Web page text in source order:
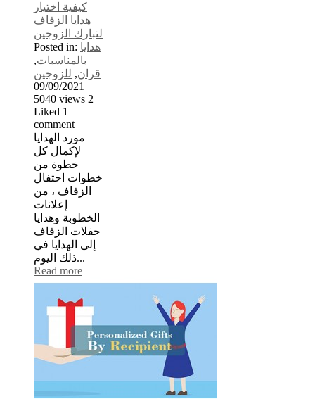
كيفية اختيار
هدايا الزفاف
لتبارك الزوجين
Posted in: هدايا
بالمناسبات,
قران, للزوجين
09/09/2021
5040 views 2
Liked 1
comment
مورد الهدايا
لإكمال كل
خطوة من
خطوات احتفال
الزفاف ، من
إعلانات
الخطوبة وهدايا
حفلات الزفاف
إلى الهدايا في
ذلك اليوم...
Read more